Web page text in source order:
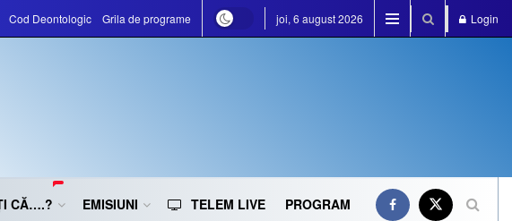
Cod Deontologic Grila de programe joi, 6 august 2026 Login
CĂ….? EMISIUNI TELEM LIVE PROGRAM